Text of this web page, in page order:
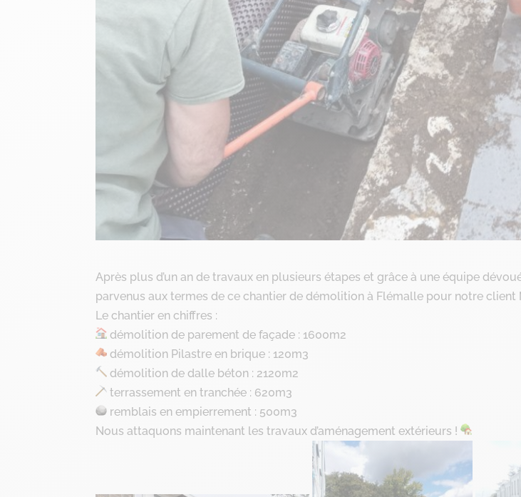
Après plus d’un an de travaux en plusieurs étapes et grâce à une équipe
parvenus aux termes de ce chantier de démolition à Flémalle pour notre
Le chantier en chiffres :
démolition de parement de façade : 1600m2
démolition Pilastre en brique : 120m3
démolition de dalle béton : 2120m2
terrassement en tranchée : 620m3
remblais en empierrement : 500m3
Nous attaquons maintenant les travaux d’aménagement extérieurs !